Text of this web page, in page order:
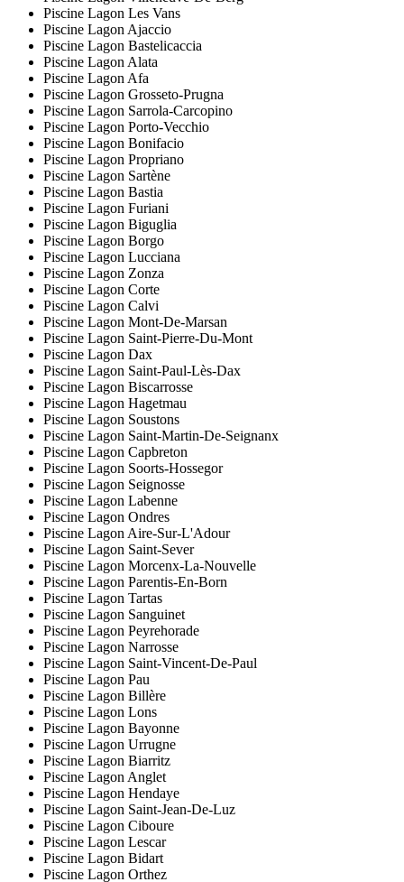
Piscine Lagon Les Vans
Piscine Lagon Ajaccio
Piscine Lagon Bastelicaccia
Piscine Lagon Alata
Piscine Lagon Afa
Piscine Lagon Grosseto-Prugna
Piscine Lagon Sarrola-Carcopino
Piscine Lagon Porto-Vecchio
Piscine Lagon Bonifacio
Piscine Lagon Propriano
Piscine Lagon Sartène
Piscine Lagon Bastia
Piscine Lagon Furiani
Piscine Lagon Biguglia
Piscine Lagon Borgo
Piscine Lagon Lucciana
Piscine Lagon Zonza
Piscine Lagon Corte
Piscine Lagon Calvi
Piscine Lagon Mont-De-Marsan
Piscine Lagon Saint-Pierre-Du-Mont
Piscine Lagon Dax
Piscine Lagon Saint-Paul-Lès-Dax
Piscine Lagon Biscarrosse
Piscine Lagon Hagetmau
Piscine Lagon Soustons
Piscine Lagon Saint-Martin-De-Seignanx
Piscine Lagon Capbreton
Piscine Lagon Soorts-Hossegor
Piscine Lagon Seignosse
Piscine Lagon Labenne
Piscine Lagon Ondres
Piscine Lagon Aire-Sur-L'Adour
Piscine Lagon Saint-Sever
Piscine Lagon Morcenx-La-Nouvelle
Piscine Lagon Parentis-En-Born
Piscine Lagon Tartas
Piscine Lagon Sanguinet
Piscine Lagon Peyrehorade
Piscine Lagon Narrosse
Piscine Lagon Saint-Vincent-De-Paul
Piscine Lagon Pau
Piscine Lagon Billère
Piscine Lagon Lons
Piscine Lagon Bayonne
Piscine Lagon Urrugne
Piscine Lagon Biarritz
Piscine Lagon Anglet
Piscine Lagon Hendaye
Piscine Lagon Saint-Jean-De-Luz
Piscine Lagon Ciboure
Piscine Lagon Lescar
Piscine Lagon Bidart
Piscine Lagon Orthez